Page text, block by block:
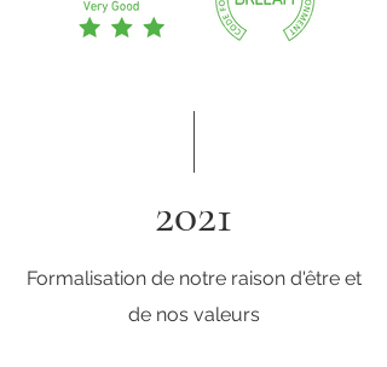
2021
Formalisation de notre raison d'être et
de nos valeurs